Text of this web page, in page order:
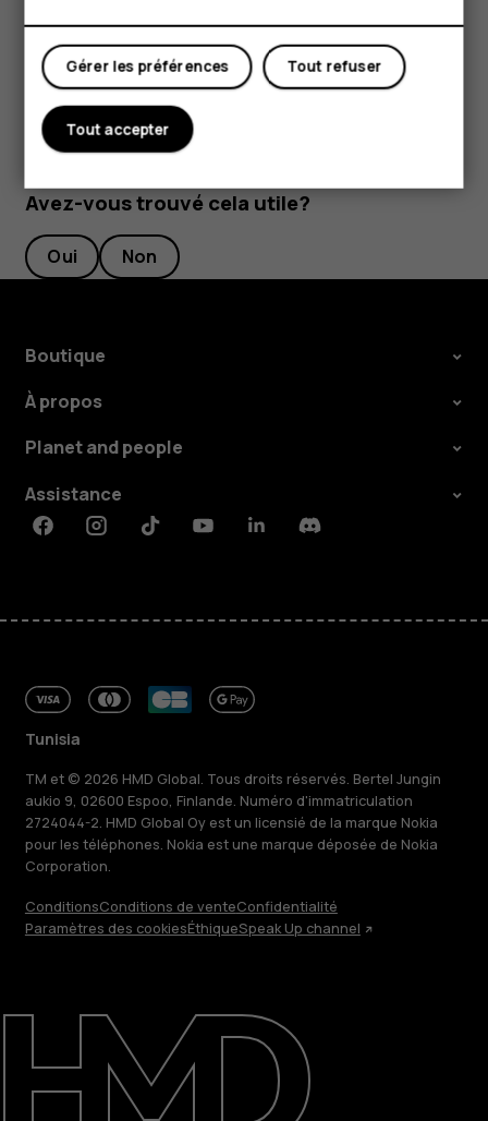
Réparer, réutiliser, recycler
Responsable
Assistance
réseau mobile et désactive les fonctions sans fil de
votre appareil.
Avez-vous trouvé cela utile?
Oui Non
Boutique
À propos
Planet and people
Assistance
FacebookInstagramTiktokYoutubeLinkedinDiscord
Tunisia
TM et © 2026 HMD Global. Tous droits réservés. Bertel Jungin
aukio 9, 02600 Espoo, Finlande. Numéro d'immatriculation
2724044-2. HMD Global Oy est un licensié de la marque Nokia
pour les téléphones. Nokia est une marque déposée de Nokia
Corporation.
ConditionsConditions de venteConfidentialité
Paramètres des cookiesÉthiqueSpeak Up channel
Tout refuser
Gérer les préférences
Tout accepter